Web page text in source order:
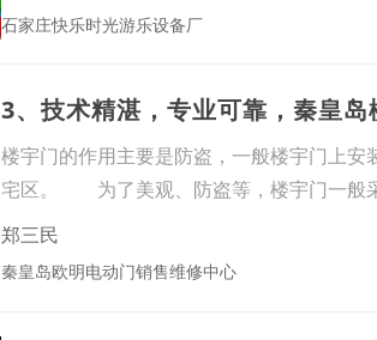
石家庄快乐时光游乐设备厂
3、技术精湛，专业可靠，秦皇岛
楼宇门的作用主要是防盗，一般楼宇门上
宅区。 为了美观、防盗等，楼宇门一般
母、
郑三民
秦皇岛欧明电动门销售维修中心